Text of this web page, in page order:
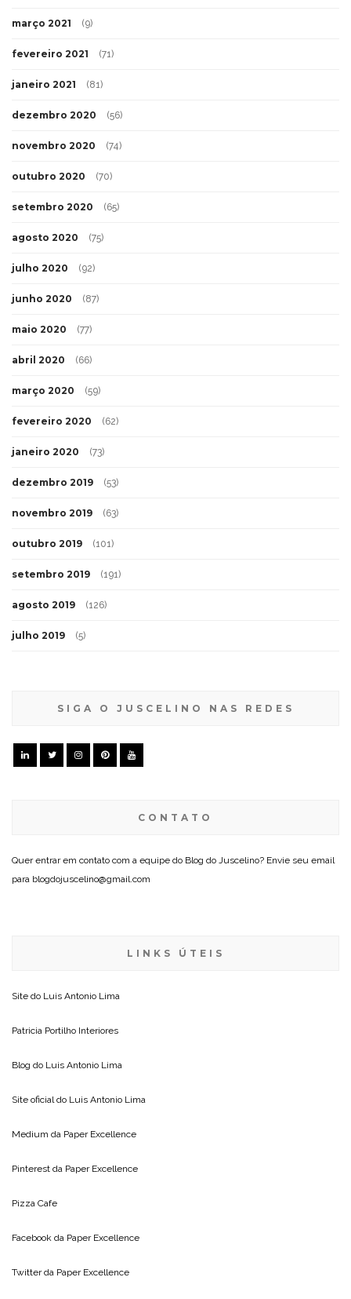
março 2021 (9)
fevereiro 2021 (71)
janeiro 2021 (81)
dezembro 2020 (56)
novembro 2020 (74)
outubro 2020 (70)
setembro 2020 (65)
agosto 2020 (75)
julho 2020 (92)
junho 2020 (87)
maio 2020 (77)
abril 2020 (66)
março 2020 (59)
fevereiro 2020 (62)
janeiro 2020 (73)
dezembro 2019 (53)
novembro 2019 (63)
outubro 2019 (101)
setembro 2019 (191)
agosto 2019 (126)
julho 2019 (5)
SIGA O JUSCELINO NAS REDES
CONTATO
Quer entrar em contato com a equipe do Blog do Juscelino? Envie seu email
para blogdojuscelino@gmail.com
LINKS ÚTEIS
Site do Luis Antonio Lima
Patricia Portilho Interiores
Blog do Luis Antonio Lima
Site oficial do Luis Antonio Lima
Medium da Paper Excellence
Pinterest da Paper Excellence
Pizza Cafe
Facebook da Paper Excellence
Twitter da Paper Excellence